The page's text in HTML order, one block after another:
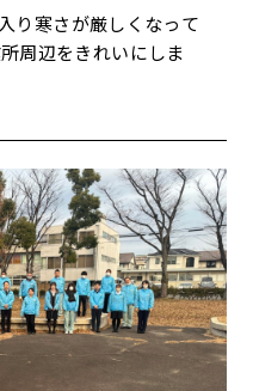
り寒さが厳しくなって